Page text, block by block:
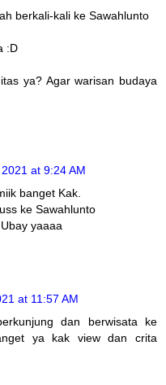
berkali-kali ke Sawahlunto
:D
ya? Agar warisan budaya
at 9:24 AM
banget Kak.
ke Sawahlunto
yaaaa
at 11:57 AM
dan berwisata ke
ya kak view dan crita